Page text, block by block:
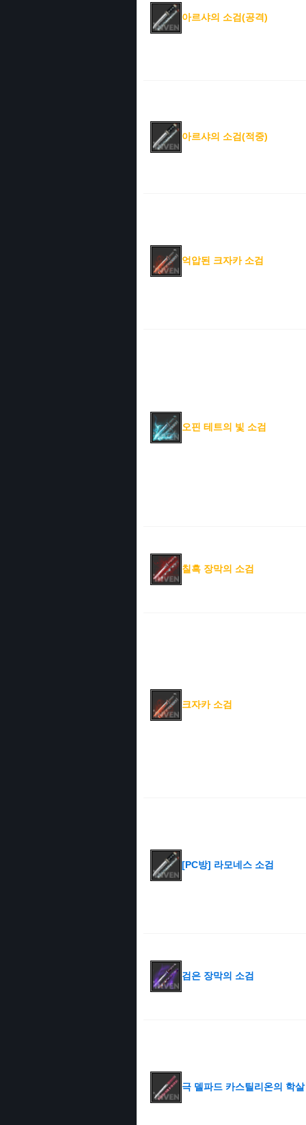
아르샤의 소검(공격)
아르샤의 소검(적중)
억압된 크자카 소검
오핀 테트의 빛 소검
칠흑 장막의 소검
크자카 소검
[PC방] 라모네스 소검
검은 장막의 소검
극 델파드 카스틸리온의 학